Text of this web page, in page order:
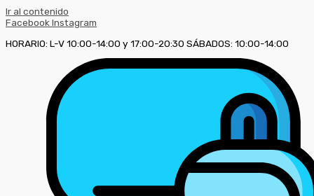
Ir al contenido
FacebookInstagram
HORARIO: L-V 10:00-14:00 y 17:00-20:30 SÁBADOS: 10:00-14:00